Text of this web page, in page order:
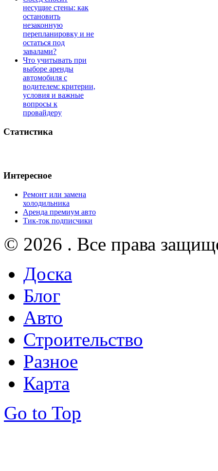
несущие стены: как
остановить
незаконную
перепланировку и не
остаться под
завалами?
Что учитывать при
выборе аренды
автомобиля с
водителем: критерии,
условия и важные
вопросы к
провайдеру
Статистика
Интересное
Ремонт или замена
холодильника
Аренда премиум авто
Тик-ток подписчики
© 2026 . Все права
Доска
Блог
Авто
Строительство
Разное
Карта
Go to Top